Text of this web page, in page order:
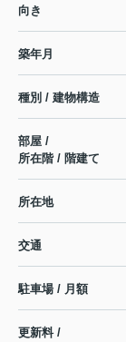
向き
築年月
種別 / 建物構造
部屋 /
所在階 / 階建て
所在地
交通
駐車場 / 月額
更新料 /